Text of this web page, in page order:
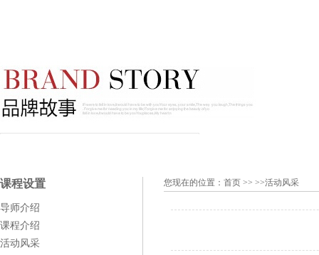
课程设置
导师介绍
课程介绍
活动风采
您现在的位置： 首页 >> >>活动风采